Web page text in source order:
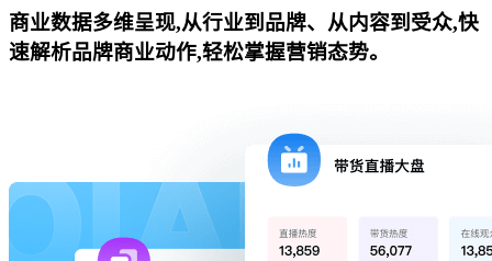
商业数据多维呈现,从行业到品牌、从内容到受众,快
速解析品牌商业动作,轻松掌握营销态势。